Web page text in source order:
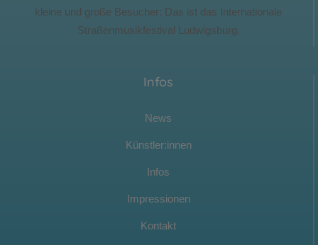
kleine und große Besucher: Das ist das Internationale
Straßenmusikfestival Ludwigsburg.
Infos
News
Künstler:innen
Infos
Impressionen
Kontakt